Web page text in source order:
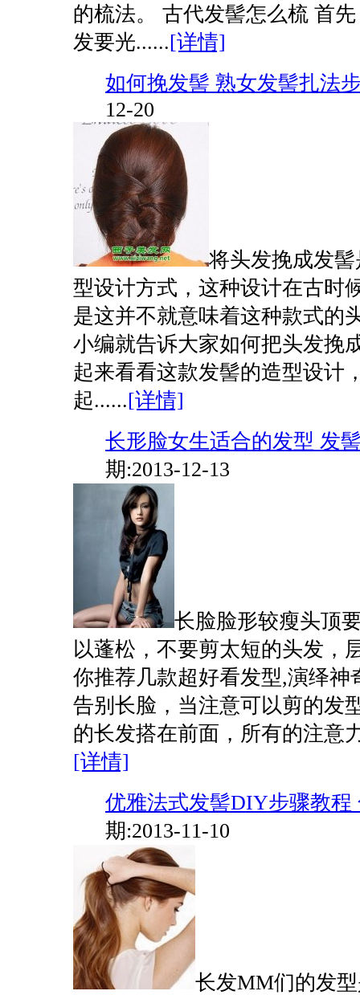
的梳法。 古代发髻怎么梳 首
发要光......[详情]
如何挽发髻 熟女发髻扎法
12-20
将头发挽成发
型设计方式，这种设计在古时
是这并不就意味着这种款式的
小编就告诉大家如何把头发挽
起来看看这款发髻的造型设计
起......[详情]
长形脸女生适合的发型 发
期:2013-12-13
长脸脸形较瘦头顶
以蓬松，不要剪太短的头发，
你推荐几款超好看发型,演绎神
告别长脸，当注意可以剪的发
的长发搭在前面，所有的注意
[详情]
优雅法式发髻DIY步骤教程
期:2013-11-10
长发MM们的发